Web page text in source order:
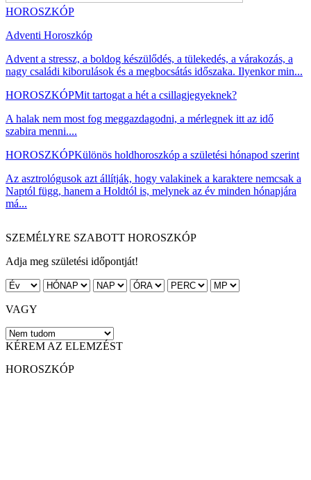
HOROSZKÓP
Adventi Horoszkóp
Advent a stressz, a boldog készülődés, a tülekedés, a várakozás, a
nagy családi kiborulások és a megbocsátás időszaka. Ilyenkor min...
HOROSZKÓPMit tartogat a hét a csillagjegyeknek?
A halak nem most fog meggazdagodni, a mérlegnek itt az idő
szabira menni....
HOROSZKÓPKülönös holdhoroszkóp a születési hónapod szerint
Az asztrológusok azt állítják, hogy valakinek a karaktere nemcsak a
Naptól függ, hanem a Holdtól is, melynek az év minden hónapjára
má...
SZEMÉLYRE SZABOTT HOROSZKÓP
Adja meg születési időpontját!
VAGY
KÉREM AZ ELEMZÉST
HOROSZKÓP